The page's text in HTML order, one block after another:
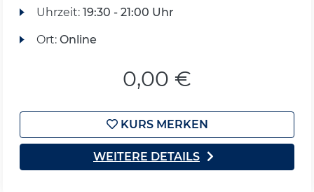
Uhrzeit: 19:30 - 21:00 Uhr
Ort: Online
0,00 €
KURS MERKEN
WEITERE DETAILS